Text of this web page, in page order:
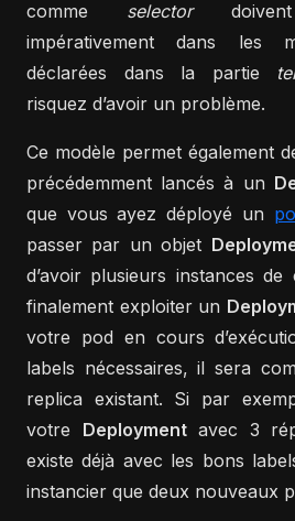
comme selector
impérativement dans les
déclarées dans la partie
risquez d’avoir un problème.
Ce modèle permet également
précédemment lancés à un
que vous ayez déployé un
passer par un objet
d’avoir plusieurs instances de
finalement exploiter un
votre pod en cours
labels nécessaires, il sera
replica existant. Si par
votre Deploymentavec 3
existe déjà avec les bons
instancier que deux nouveaux